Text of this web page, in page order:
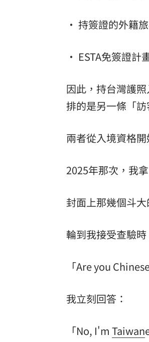
• 持簽證的外籍
• ESTA免簽證計
因此，持台灣護
排的是另一條「訪
兩者從入境資格開
2025年那次，我
封面上那幾個斗大
輪到我接受查驗
「Are you Chinese
我立刻回答：
「No, I'm Taiwan